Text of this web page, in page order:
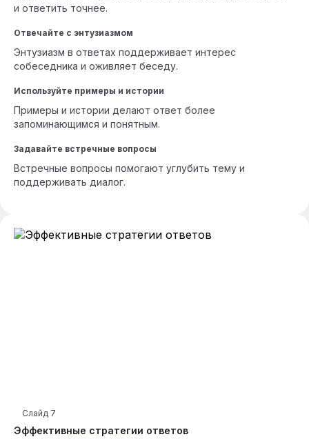
и ответить точнее.
Отвечайте с энтузиазмом
Энтузиазм в ответах поддерживает интерес
собеседника и оживляет беседу.
Используйте примеры и истории
Примеры и истории делают ответ более
запоминающимся и понятным.
Задавайте встречные вопросы
Встречные вопросы помогают углубить тему и
поддерживать диалог.
Эффективные стратегии ответов
Слайд 7